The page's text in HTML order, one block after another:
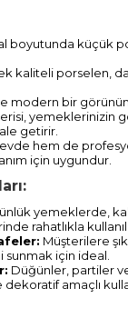
boyutunda küçük
kaliteli porselen,
modern bir
yemeklerinizin
getirir.
hem de
için uygundur.
yemeklerde,
rahatlıkla
Müşterilere
için ideal.
Düğünler, partiler
amaçlı